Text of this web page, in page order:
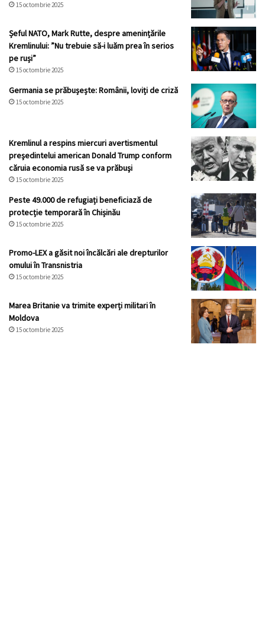
15 octombrie 2025
Șeful NATO, Mark Rutte, despre amenințările
Kremlinului: ”Nu trebuie să-i luăm prea în serios
pe ruși”
15 octombrie 2025
Germania se prăbușește: Românii, loviți de criză
15 octombrie 2025
Kremlinul a respins miercuri avertismentul
preşedintelui american Donald Trump conform
căruia economia rusă se va prăbuşi
15 octombrie 2025
Peste 49.000 de refugiați beneficiază de
protecție temporară în Chișinău
15 octombrie 2025
Promo-LEX a găsit noi încălcări ale drepturilor
omului în Transnistria
15 octombrie 2025
Marea Britanie va trimite experți militari în
Moldova
15 octombrie 2025